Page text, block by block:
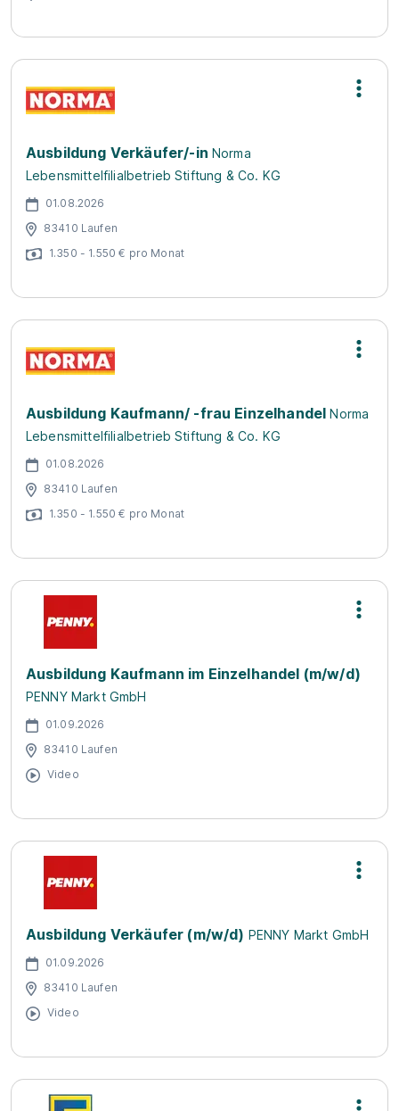
Ausbildung Verkäufer/-in Norma
Lebensmittelfilialbetrieb Stiftung & Co. KG
01.08.2026
83410 Laufen
1.350 - 1.550 € pro Monat
Ausbildung Kaufmann/ -frau Einzelhandel Norma
Lebensmittelfilialbetrieb Stiftung & Co. KG
01.08.2026
83410 Laufen
1.350 - 1.550 € pro Monat
Ausbildung Kaufmann im Einzelhandel (m/w/d)
PENNY Markt GmbH
01.09.2026
83410 Laufen
Video
Ausbildung Verkäufer (m/w/d) PENNY Markt GmbH
01.09.2026
83410 Laufen
Video